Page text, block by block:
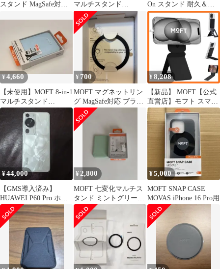
スタンド MagSafe対応
マルチスタンド
MagSafe トープ
On スタンド 耐久＆磁
力強化版ストーングレ
ー
¥4,660
【未使用】MOFT 8-in-1
マルチスタンド
MagSafe ミストブルー
¥ 700
MOFT マグネットリン
グ MagSafe対応 ブラッ
ク
¥8,208
【新品】 MOFT【公式
直営店】モフト スマホ
スタンド MagSafe対応
七変化マルチスタンド
携帯スタンド iPhone
17/16/15/14/13/12シリー
ズ対応 MOVAS?耐久素
材 薄型・軽量・折りた
たみ式・持ち運び便利
多角度調整・三脚兼用
1
¥44,000
【GMS導入済み】
HUAWEI P60 Pro ホワ
イト12GB/256GB
¥ 2,800
MOFT 七変化マルチス
タンド ミントグリーン
MagSafe対応 美品
¥5,000
MOFT SNAP CASE
MOVAS iPhone 16 Pro用